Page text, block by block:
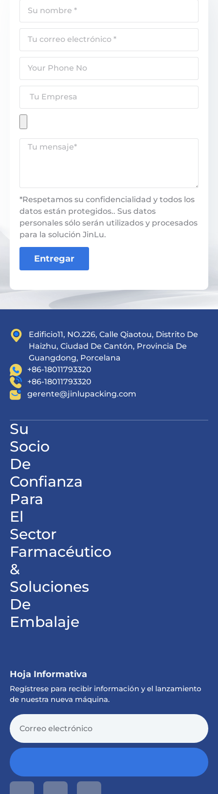
*Respetamos su confidencialidad y todos los
datos están protegidos.. Sus datos
personales sólo serán utilizados y procesados
​​para la solución JinLu.
Entregar
Edificio11, NO.226, Calle Qiaotou, Distrito De
Haizhu, Ciudad De Cantón, Provincia De
Guangdong, Porcelana
+86-18011793320
+86-18011793320
gerente@jinlupacking.com
Su
Socio
De
Confianza
Para
El
Sector
Farmacéutico
&
Soluciones
De
Embalaje
Hoja Informativa
Regístrese para recibir información y el lanzamiento
de nuestra nueva máquina.